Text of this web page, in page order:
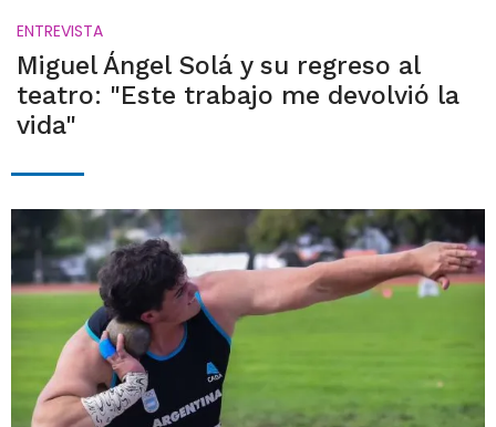
ENTREVISTA
Miguel Ángel Solá y su regreso al
teatro: "Este trabajo me devolvió la
vida"